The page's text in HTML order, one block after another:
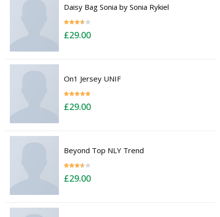
Daisy Bag Sonia by Sonia Rykiel
3.50out
£29.00
On1 Jersey UNIF
out of 5
£29.00
Beyond Top NLY Trend
3.50out
£29.00